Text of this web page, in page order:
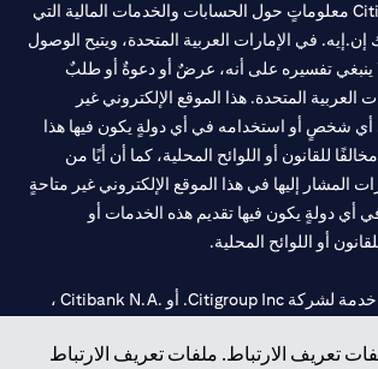
تعريف الارتباط. ملفات تعريف الارتباط
يوفر موقع Citibank.ae معلوماتٍ حول الحسابات والخدمات المالية التي
في الإمارات العربية المتحدة، ويتيح الوصول
ينبغي تفسيره على أنه، عرضٌ أو دعوةٌ أو طلبٌ
العربية المتحدة. هذا الموقع الإلكتروني غير
شخصٍ أو استخدامه في أي دولةٍ يكون فيها هذا
للقانون أو اللوائح المحلية، كما أن أيًا من
المشار إليها في هذا الموقع الإلكتروني غير متاحةٍ
أي دولةٍ يكون فيها تقديم هذه الخدمات أو
أو اللوائح المحلية.
سيتي بنك هي علامة خدمة لشركة Citigroup Inc. أو .Citibank N.A ،